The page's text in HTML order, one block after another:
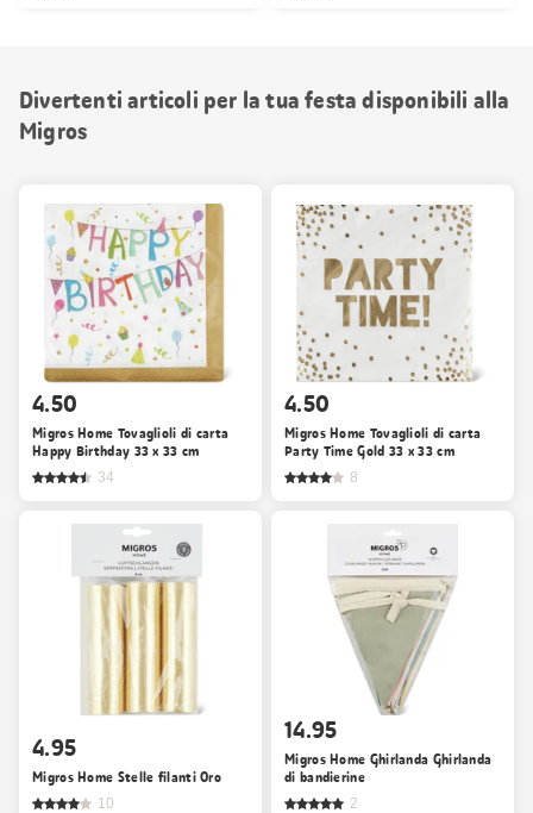
Divertenti articoli per la tua festa disponibili alla
Migros
4.50
Migros Home Tovaglioli di carta
Happy Birthday 33 x 33 cm
34
4.50
Migros Home Tovaglioli di carta
Party Time Gold 33 x 33 cm
8
4.95
Migros Home Stelle filanti Oro
10
14.95
Migros Home Ghirlanda Ghirlanda
di bandierine
2